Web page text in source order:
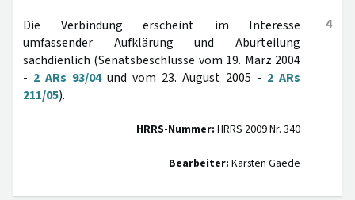
4
Die Verbindung erscheint im Interesse
umfassender Aufklärung und Aburteilung
sachdienlich (Senatsbeschlüsse vom 19. März 2004
- 2 ARs 93/04und vom 23. August 2005 - 2 ARs
211/05).
HRRS-Nummer: HRRS 2009 Nr. 340
Bearbeiter: Karsten Gaede